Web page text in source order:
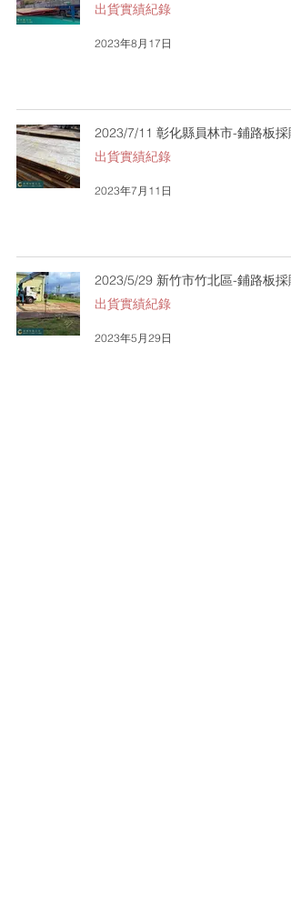
出貨實績紀錄
2023年8月17日
2023/7/11 彰化縣員林市-鋪路板採
出貨實績紀錄
2023年7月11日
2023/5/29 新竹市竹北區-鋪路板採
出貨實績紀錄
2023年5月29日